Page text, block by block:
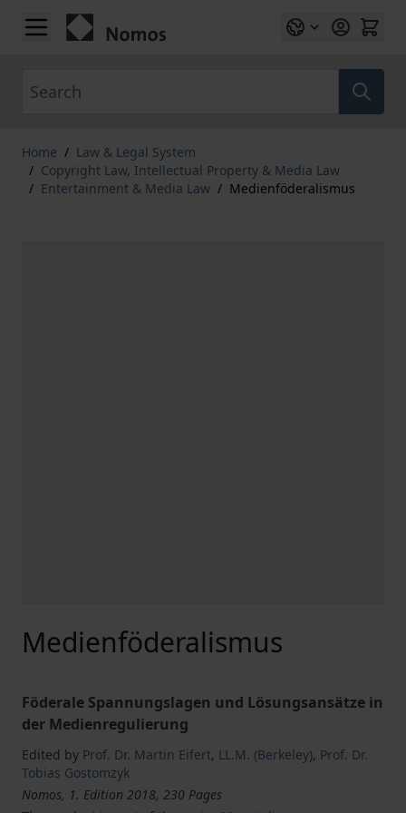
Skip to Content
Home / Law & Legal System
/ Copyright Law, Intellectual Property & Media Law
/ Entertainment & Media Law / Medienföderalismus
Medienföderalismus
Föderale Spannungslagen und Lösungsansätze in
der Medienregulierung
Edited by Prof. Dr. Martin Eifert, LL.M. (Berkeley), Prof. Dr.
Tobias Gostomzyk
Nomos, 1. Edition 2018, 230 Pages